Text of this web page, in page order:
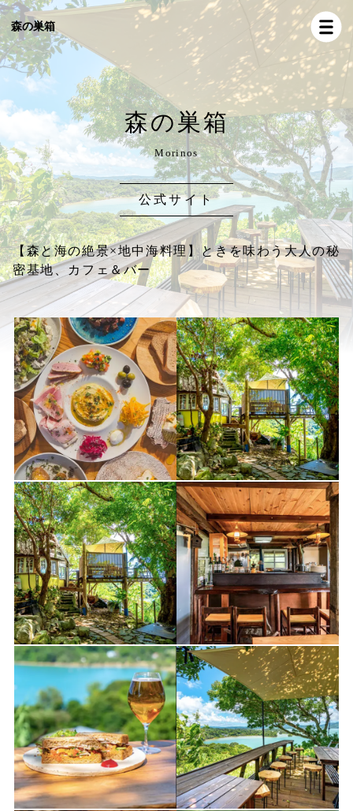
森の巣箱
森の巣箱
Morinos
公式サイト
【森と海の絶景×地中海料理】ときを味わう大人の秘
密基地、カフェ＆バー